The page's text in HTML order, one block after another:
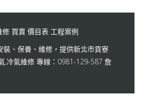
修 買賣 價目表 工程案例
裝、保養、維修，提供新北市貢寮
,冷氣維修 專線：0981-129-587 詹